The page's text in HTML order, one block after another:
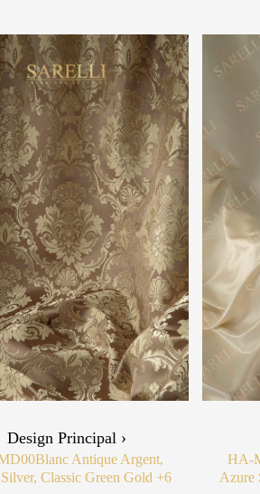
Design Principal ›
Blanc Antique Argent,
Classic Green Gold +6
HA-
Azure